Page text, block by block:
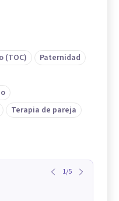
(TOC)
Paternidad
Terapia de pareja
1/5